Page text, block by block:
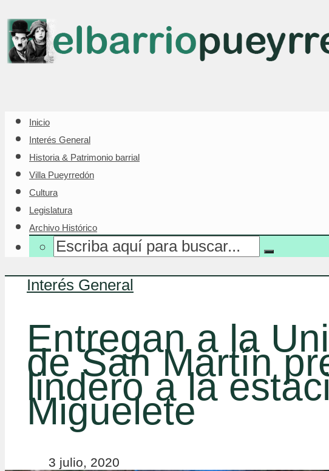
Inicio
Interés General
Historia & Patrimonio barrial
Villa Pueyrredón
Cultura
Legislatura
Archivo Histórico
Interés General
Entregan a la
de San Martín
lindero a la
Miguelete
3 julio, 2020